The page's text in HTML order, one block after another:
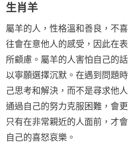
生肖羊
屬羊的人，性格溫和善良，不
往會在意他人的感受，因此在
所顧慮。屬羊的人害怕自己的
以寧願選擇沉默。在遇到問題
己思考和解決，而不是尋求他
通過自己的努力克服困難，會
只有在非常親近的人面前，才
自己的喜怒哀樂。